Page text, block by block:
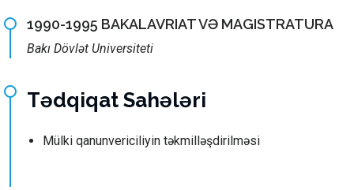
1990-1995 BAKALAVRIAT VƏ MAGISTRATURA
Bakı Dövlət Universiteti
Tədqiqat Sahələri
Mülki qanunvericiliyin təkmilləşdirilməsi